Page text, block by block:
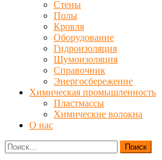
Стены
Полы
Кровля
Оборудование
Гидроизоляция
Шумоизоляция
Справочник
Энергосбережение
Химическая промышленность
Пластмассы
Химические волокна
О нас
Найти: